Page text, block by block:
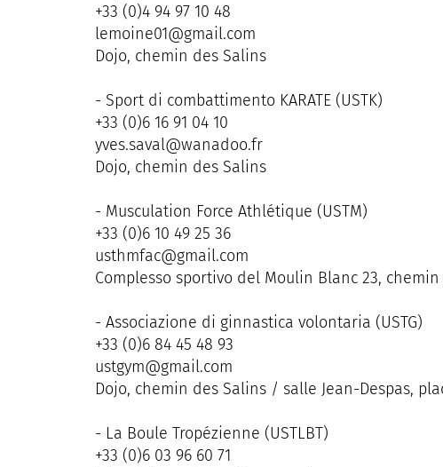
+33 (0)4 94 97 10 48
lemoine01@gmail.com
Dojo, chemin des Salins
- Sport di combattimento KARATE (USTK)
+33 (0)6 16 91 04 10
yves.saval@wanadoo.fr
Dojo, chemin des Salins
- Musculation Force Athlétique (USTM)
+33 (0)6 10 49 25 36
usthmfac@gmail.com
Complesso sportivo del Moulin Blanc 23,
- Associazione di ginnastica volontaria (USTG)
+33 (0)6 84 45 48 93
ustgym@gmail.com
Dojo, chemin des Salins / salle Jean-Despas,
- La Boule Tropézienne (USTLBT)
+33 (0)6 03 96 60 71